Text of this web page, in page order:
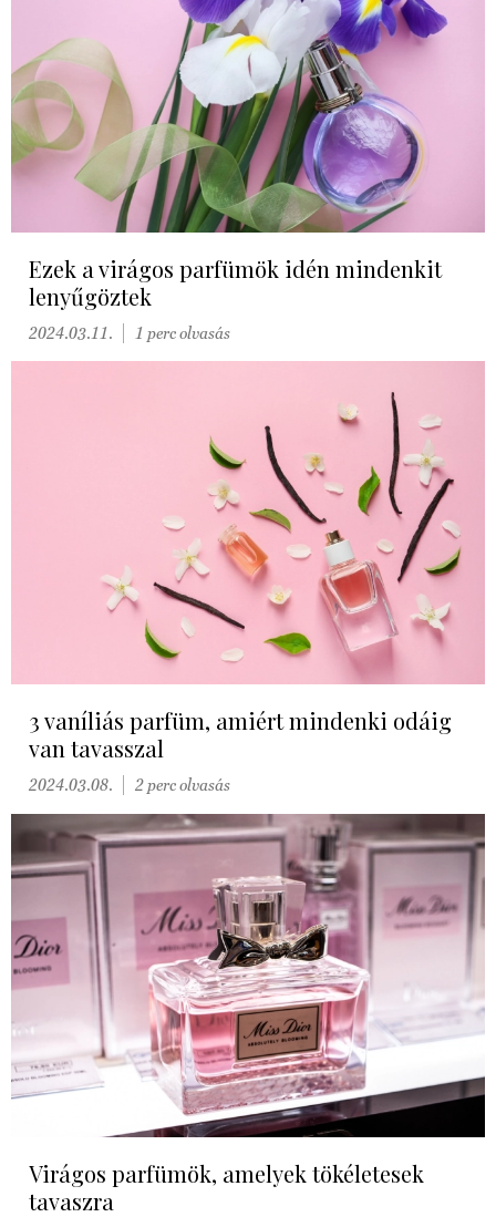
Ezek a virágos parfümök idén mindenkit
lenyűgöztek
2024.03.11. 1 perc olvasás
3 vaníliás parfüm, amiért mindenki odáig
van tavasszal
2024.03.08. 2 perc olvasás
Virágos parfümök, amelyek tökéletesek
tavaszra